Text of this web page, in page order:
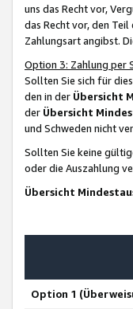
uns das Recht vor,
das Recht vor, den
Zahlungsart angibst.
Option 3: Zahlung per
Sollten Sie sich für
den in der Übersicht
der Übersicht
und Schweden nicht
Sollten Sie keine
oder die Auszahlung
Übersicht
Option 1